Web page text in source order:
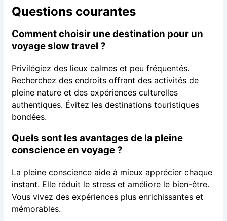
Questions courantes
Comment choisir une destination pour un
voyage slow travel ?
Privilégiez des lieux calmes et peu fréquentés.
Recherchez des endroits offrant des activités de
pleine nature et des expériences culturelles
authentiques. Évitez les destinations touristiques
bondées.
Quels sont les avantages de la pleine
conscience en voyage ?
La pleine conscience aide à mieux apprécier chaque
instant. Elle réduit le stress et améliore le bien-être.
Vous vivez des expériences plus enrichissantes et
mémorables.